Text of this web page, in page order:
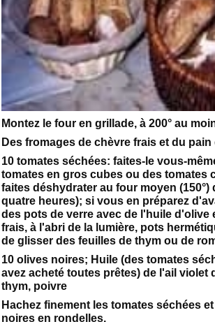
Montez le four en grillade, à 200° au
Des fromages de chèvre frais et du
10 tomates séchées: faites-le vous-
tomates en gros cubes ou des tomates
faites déshydrater au four moyen (150°)
quatre heures); si vous en préparez
des pots de verre avec de l'huile d'olive
frais, à l'abri de la lumière, pots
de glisser des feuilles de thym ou de
10 olives noires; Huile (des tomates
avez acheté toutes prêtes) de l'ail violet
thym, poivre
Hachez finement les tomates séchées
noires en rondelles.